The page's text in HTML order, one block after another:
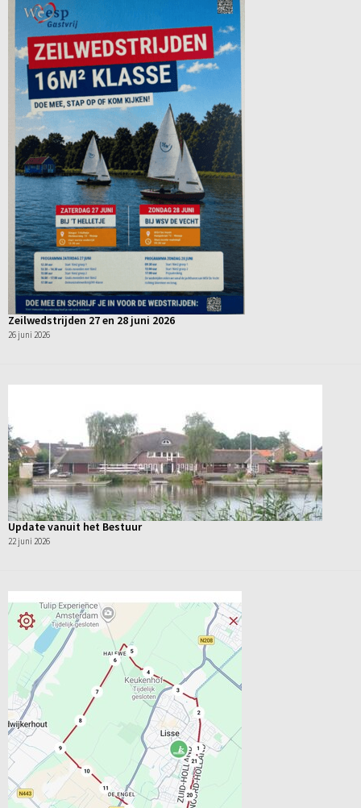
Zeilwedstrijden 27 en 28 juni 2026
26 juni 2026
Update vanuit het Bestuur
22 juni 2026